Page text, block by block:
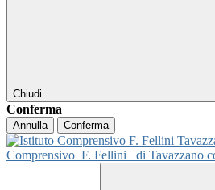
Chiudi
Conferma
Annulla Conferma
Comprensivo F. Fellini di Tavazzano